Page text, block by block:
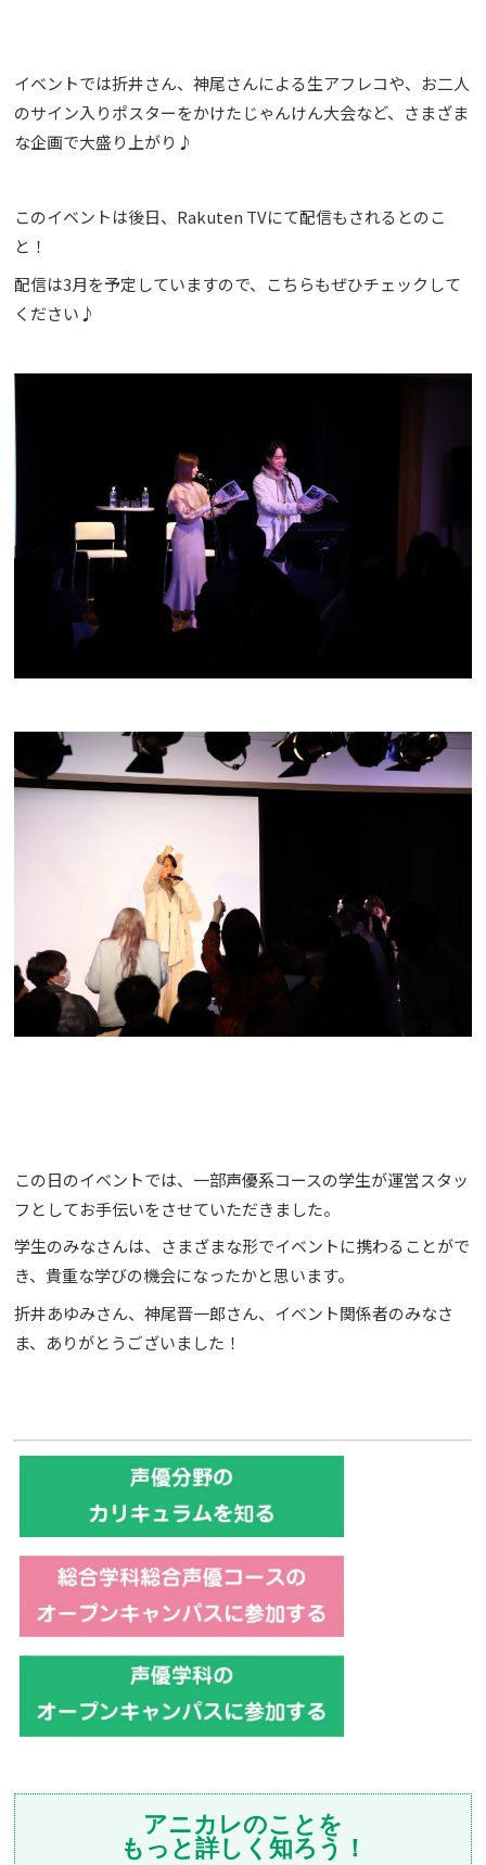
イベントでは折井さん、神尾さんによる生アフレコや、お二人
のサイン入りポスターをかけたじゃんけん大会など、さまざま
な企画で大盛り上がり♪
このイベントは後日、Rakuten TVにて配信もされるとのこ
と！
配信は3月を予定していますので、こちらもぜひチェックして
ください♪
この日のイベントでは、一部声優系コースの学生が運営スタッ
フとしてお手伝いをさせていただきました。
学生のみなさんは、さまざまな形でイベントに携わることがで
き、貴重な学びの機会になったかと思います。
折井あゆみさん、神尾晋一郎さん、イベント関係者のみなさ
ま、ありがとうございました！
アニカレのことを
もっと詳しく知ろう！